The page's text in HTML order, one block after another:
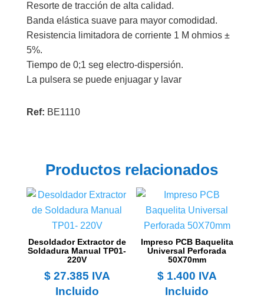
Resorte de tracción de alta calidad.
Banda elástica suave para mayor comodidad.
Resistencia limitadora de corriente 1 M ohmios ±
5%.
Tiempo de 0;1 seg electro-dispersión.
La pulsera se puede enjuagar y lavar
Ref: BE1110
Productos relacionados
Desoldador Extractor de
Soldadura Manual TP01-
220V
$27.385 IVA
Incluido
Impreso PCB Baquelita
Universal Perforada
50X70mm
$1.400 IVA
Incluido